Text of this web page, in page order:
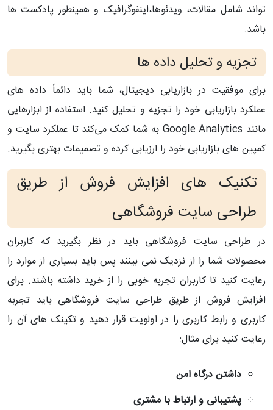
تواند شامل مقالات، ویدئوها،اینفوگرافیک و همینطور پادکست ها
باشد.
تجزیه و تحلیل داده ها
برای موفقیت در بازاریابی دیجیتال، شما باید دائماً داده‌ های
عملکرد بازاریابی خود را تجزیه و تحلیل کنید. استفاده از ابزارهایی
مانند Google Analytics به شما کمک می‌کند تا عملکرد سایت و
کمپین ‌های بازاریابی خود را ارزیابی کرده و تصمیمات بهتری بگیرید.
تکنیک های افزایش فروش از طریق
طراحی سایت فروشگاهی
در طراحی سایت فروشگاهی باید در نظر بگیرید که کاربران
محصولات شما را از نزدیک نمی بینند پس باید بسیاری از موارد را
رعایت کنید تا کاربران تجربه خوبی را از خرید داشته باشند. برای
افزایش فروش از طریق طراحی سایت فروشگاهی باید تجربه
کاربری و رابط کاربری را در اولویت قرار دهید و تکینک های آن را
رعایت کنید برای مثال:
داشتن درگاه امن
پشتیبانی و ارتباط با مشتری